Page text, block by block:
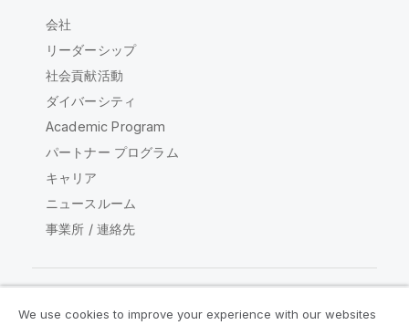
会社
リーダーシップ
社会貢献活動
ダイバーシティ
Academic Program
パートナー プログラム
キャリア
ニュースルーム
事業所 / 連絡先
We use cookies to improve your experience with our websites